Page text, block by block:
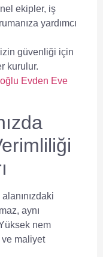
ekipler, iş
yardımcı
güvenliği için
kurulur.
Evden Eve
aynı
nem
maliyet